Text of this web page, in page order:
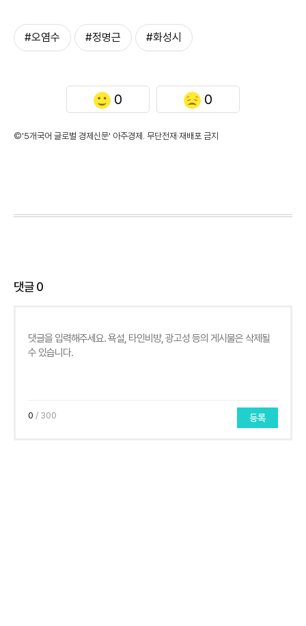
#오염수 #정명근 #화성시
0 0
©'5개국어 글로벌 경제신문' 아주경제. 무단전재·재배포 금지
댓글0
0 / 300 등록